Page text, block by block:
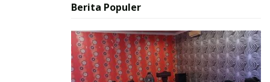
Berita Populer